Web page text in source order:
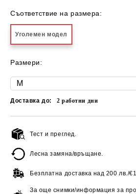
Съответствие на размера:
Уголемен модел
Размери:
Доставка до: 2работни дни
Тест и преглед.
Лесна замяна/връщане.
Безплатна доставка над 200 лв./
За още снимки/информация за